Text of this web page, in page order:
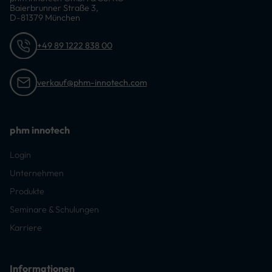
Baierbrunner Straße 3,
D-81379 München
+49 89 1222 838 00
verkauf@phm-innotech.com
phm innotech
Login
Unternehmen
Produkte
Seminare & Schulungen
Karriere
Informationen